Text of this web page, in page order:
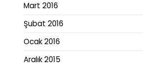
Mart 2016
Şubat 2016
Ocak 2016
Aralık 2015